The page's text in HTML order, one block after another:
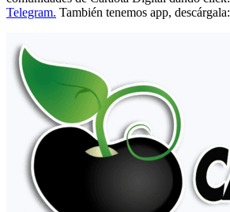
Telegram. También tenemos app, descárgala: